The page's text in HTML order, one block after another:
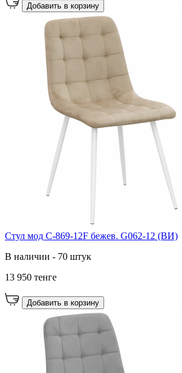
Добавить в корзину
Стул мод C-869-12F бежев. G062-12 (ВИ)
В наличии - 70 штук
13 950 тенге
Добавить в корзину